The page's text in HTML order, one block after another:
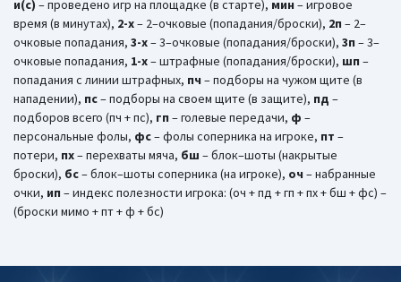
и(c) – проведено игр на площадке (в старте), мин – игровое
время (в минутах), 2-х– 2–очковые (попадания/броски), 2п – 2–
очковые попадания, 3-х– 3–очковые (попадания/броски), 3п – 3–
очковые попадания, 1-x– штрафные (попадания/броски), шп –
попадания с линии штрафных, пч – подборы на чужом щите (в
нападении), пс– подборы на своем щите (в защите), пд –
подборов всего (пч + пс), гп – голевые передачи, ф –
персональные фолы, фс– фолы соперника на игроке, пт –
потери, пх– перехваты мяча, бш – блок–шоты (накрытые
броски), бc– блок–шоты соперника (на игроке), оч – набранные
очки, ип – индекс полезности игрока: (оч + пд + гп + пх + бш + фс) –
(броски мимо + пт + ф + бс)